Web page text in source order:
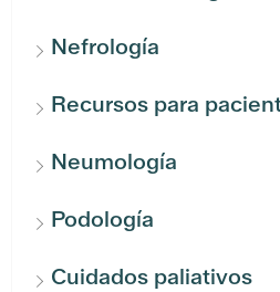
Nefrología
Recursos para
Neumología
Podología
Cuidados paliativos